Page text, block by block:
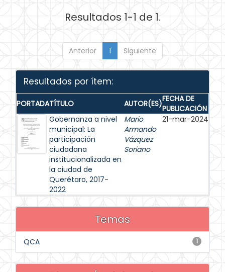
Resultados 1-1 de 1.
Anterior 1 Siguiente
Resultados por ítem:
PORTADATÍTULO AUTOR(ES)FECHA DE
PUBLICACIÓN
Gobernanza a nivel
municipal: La
participación
ciudadana
institucionalizada en
la ciudad de
Querétaro, 2017-
2022
Mario
Armando
Vázquez
Soriano
21-mar-2024
Temas
1
QCA